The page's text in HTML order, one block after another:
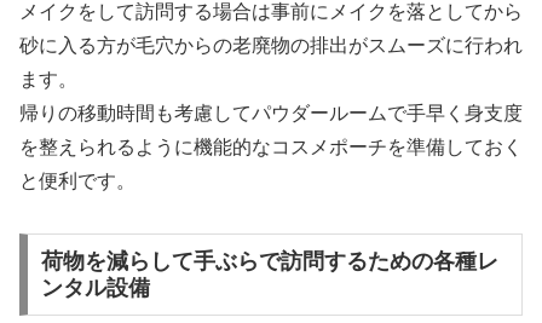
メイクをして訪問する場合は事前にメイクを落としてから
砂に入る方が毛穴からの老廃物の排出がスムーズに行われ
ます。
帰りの移動時間も考慮してパウダールームで手早く身支度
を整えられるように機能的なコスメポーチを準備しておく
と便利です。
荷物を減らして手ぶらで訪問するための各種レ
ンタル設備